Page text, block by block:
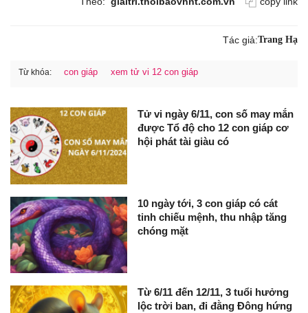
Tác giả:Trang Hạ
Từ khóa: con giáp xem tử vi 12 con giáp
Tử vi ngày 6/11, con số may mắn
được Tổ độ cho 12 con giáp cơ
hội phát tài giàu có
10 ngày tới, 3 con giáp có cát
tinh chiếu mệnh, thu nhập tăng
chóng mặt
Từ 6/11 đến 12/11, 3 tuổi hưởng
lộc trời ban, đi đằng Đông hứng